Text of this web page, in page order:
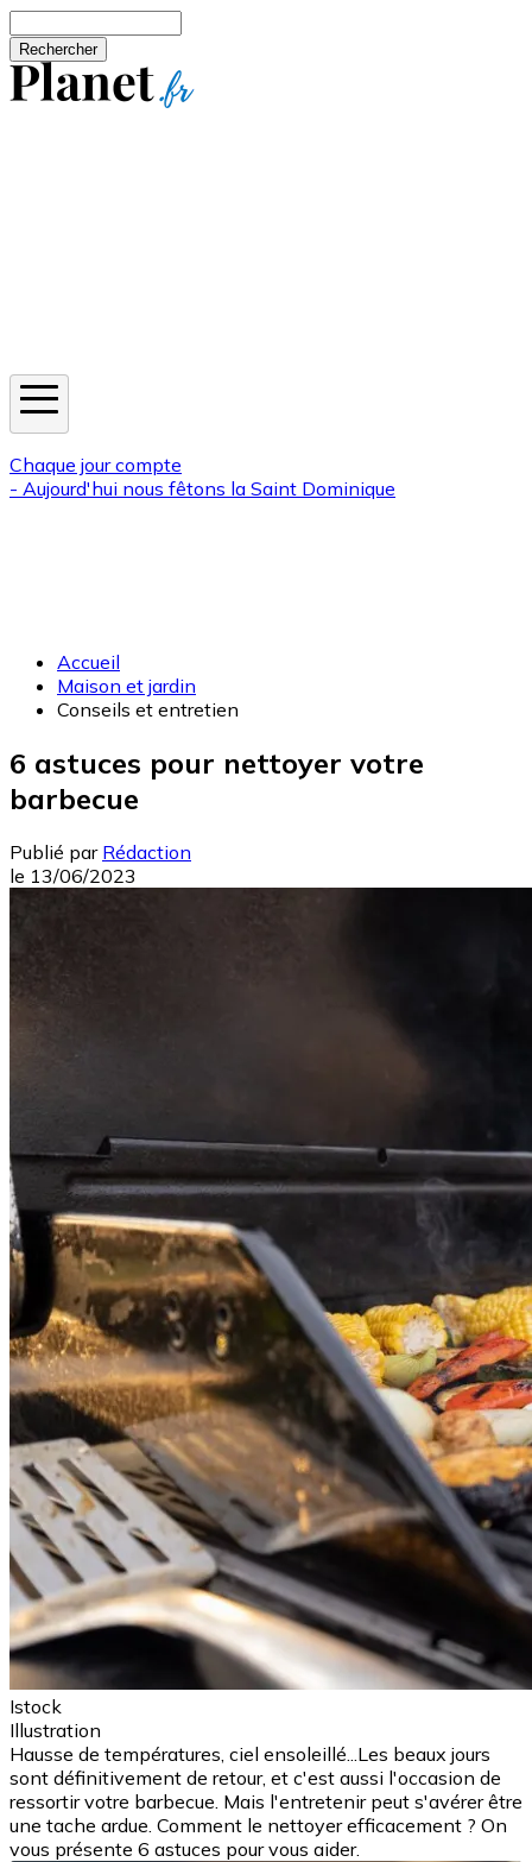
Chaque jour compte
- Aujourd'hui nous fêtons la Saint Dominique
Accueil
Maison et jardin
Conseils et entretien
6 astuces pour nettoyer votre
barbecue
Publié par Rédaction
le 13/06/2023
Istock
Illustration
Hausse de températures, ciel ensoleillé...Les beaux jours
sont définitivement de retour, et c'est aussi l'occasion de
ressortir votre barbecue. Mais l'entretenir peut s'avérer être
une tache ardue. Comment le nettoyer efficacement ? On
vous présente 6 astuces pour vous aider.